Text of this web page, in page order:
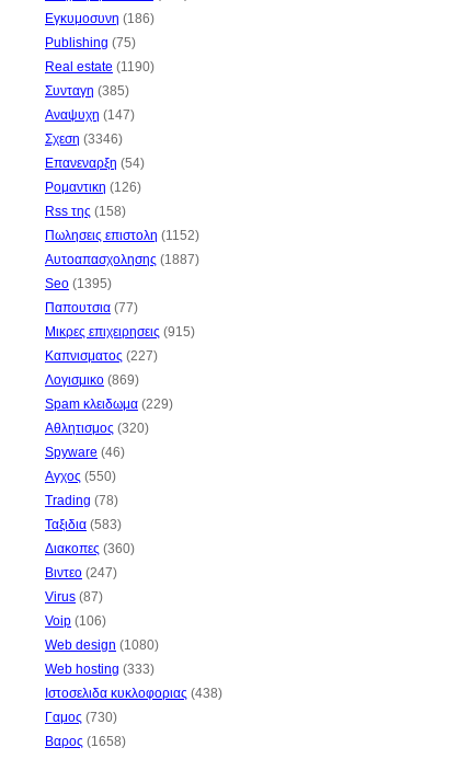
Εγκυμοσυνη (186)
Publishing (75)
Real estate (1190)
Συνταγη (385)
Αναψυχη (147)
Σχεση (3346)
Επανεναρξη (54)
Ρομαντικη (126)
Rss της (158)
Πωλησεις επιστολη (1152)
Αυτοαπασχολησης (1887)
Seo (1395)
Παπουτσια (77)
Μικρες επιχειρησεις (915)
Καπνισματος (227)
Λογισμικο (869)
Spam κλειδωμα (229)
Αθλητισμος (320)
Spyware (46)
Αγχος (550)
Trading (78)
Ταξιδια (583)
Διακοπες (360)
Βιντεο (247)
Virus (87)
Voip (106)
Web design (1080)
Web hosting (333)
Ιστοσελιδα κυκλοφοριας (438)
Γαμος (730)
Βαρος (1658)